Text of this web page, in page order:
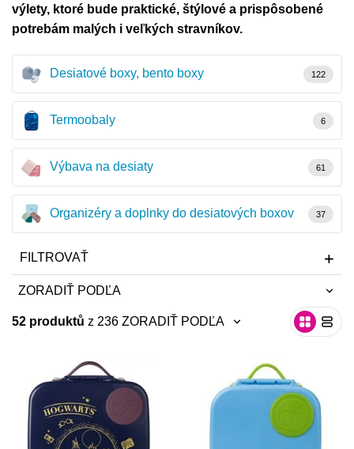
výlety, ktoré bude praktické, štýlové a prispôsobené
potrebám malých i veľkých stravníkov.
Desiatové boxy, bento boxy 122
Termoobaly 6
Výbava na desiaty 61
Organizéry a doplnky do desiatových boxov 37
FILTROVAŤ
ZORADIŤ PODĽA
neradiť
abecedne A-Z
abecedne Z-A
od najlacnejšie
52 produktů z 236 ZORADIŤ PODĽA
najnovšie
abecedne A-Z